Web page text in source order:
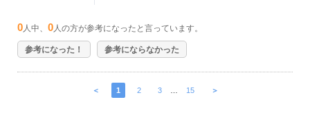
0 人中、 0 人の方が参考になったと言っています。
参考になった！ 参考にならなかった
＜ 1 2 3 15 ＞